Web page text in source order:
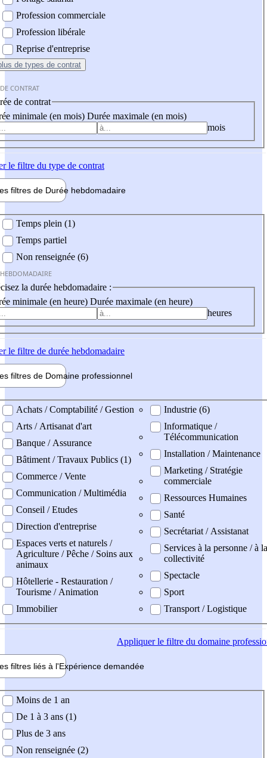
Profession commerciale
Profession libérale
Reprise d'entreprise
de types de contrat
CONTRAT
de contrat
minimale (en mois) Durée maximale (en mois)
mois
le filtre du type de contrat
filtres de Durée hebdomadaire
Temps plein (1)
Temps partiel
Non renseignée (6)
la durée hebdomadaire :
minimale (en heure) Durée maximale (en heure)
heures
le filtre de durée hebdomadaire
filtres de Domaine professionnel
professionel
Achats / Comptabilité / Gestion
Arts / Artisanat d'art
Banque / Assurance
Bâtiment / Travaux Publics (1)
Commerce / Vente
Communication / Multimédia
Conseil / Etudes
Direction d'entreprise
Espaces verts et naturels /
Agriculture / Pêche / Soins aux
animaux
Hôtellerie - Restauration /
Tourisme / Animation
Immobilier
Industrie (6)
Informatique /
Télécommunication
Installation / Maintenance
Marketing / Stratégie
commerciale
Ressources Humaines
Santé
Secrétariat / Assistanat
Services à la personne / à la
collectivité
Spectacle
Sport
Transport / Logistique
Appliquerle filtre du domaine
filtres liés à l'Expérience demandée
demandée
Moins de 1 an
De 1 à 3 ans (1)
Plus de 3 ans
Non renseignée (2)